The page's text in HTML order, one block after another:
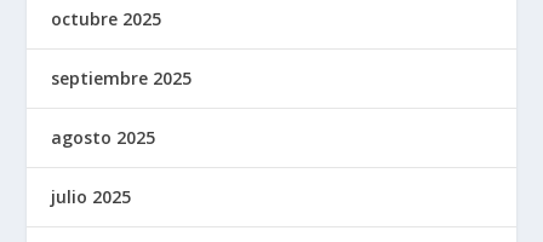
octubre 2025
septiembre 2025
agosto 2025
julio 2025